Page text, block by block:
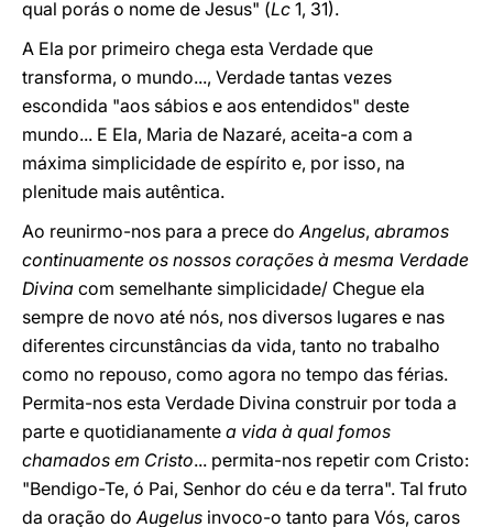
qual porás o nome de Jesus" (Lc 1, 31).
A Ela por primeiro chega esta Verdade que
transforma, o mundo..., Verdade tantas vezes
escondida "aos sábios e aos entendidos" deste
mundo... E Ela, Maria de Nazaré, aceita-a com a
máxima simplicidade de espírito e, por isso, na
plenitude mais autêntica.
Ao reunirmo-nos para a prece doAngelus, abramos
continuamente os nossos corações à mesma Verdade
Divina com semelhante simplicidade/ Chegue ela
sempre de novo até nós, nos diversos lugares e nas
diferentes circunstâncias da vida, tanto no trabalho
como no repouso, como agora no tempo das férias.
Permita-nos esta Verdade Divina construir por toda a
parte e quotidianamente a vida à qual fomos
chamados em Cristo... permita-nos repetir com Cristo:
"Bendigo-Te, ó Pai, Senhor do céu e da terra". Tal fruto
da oração doAugelus invoco-o tanto para Vós, caros